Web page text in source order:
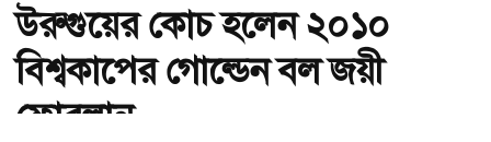
উরুগুয়ের কোচ হলেন ২০১০
বিশ্বকাপের গোল্ডেন বল জয়ী
ফোরলান